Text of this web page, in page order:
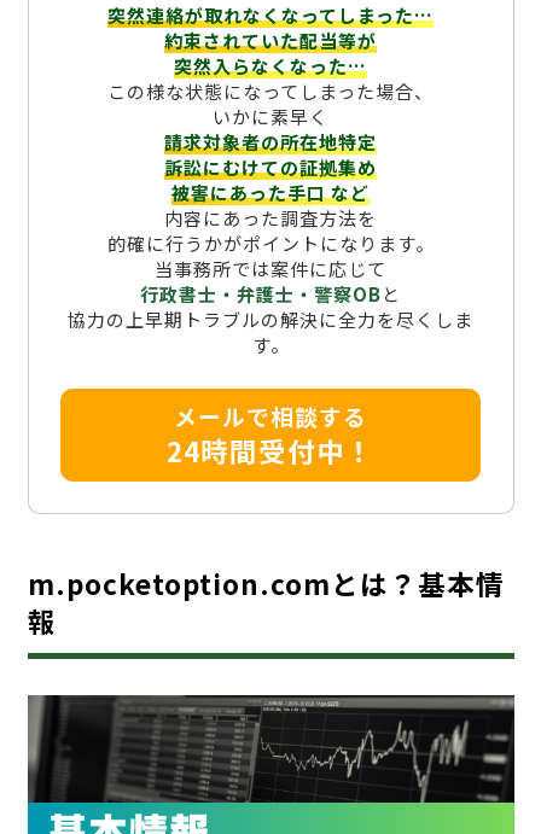
突然連絡が取れなくなってしまった…
約束されていた配当等が
突然入らなくなった…
この様な状態になってしまった場合、
いかに素早く
請求対象者の所在地特定
訴訟にむけての証拠集め
被害にあった手口など
内容にあった調査方法を
的確に行うかがポイントになります。
当事務所では案件に応じて
行政書士・弁護士・警察OBと
協力の上早期トラブルの解決に全力を尽くしま
す。
メールで相談する
24時間受付中！
m.pocketoption.comとは？基本情
報